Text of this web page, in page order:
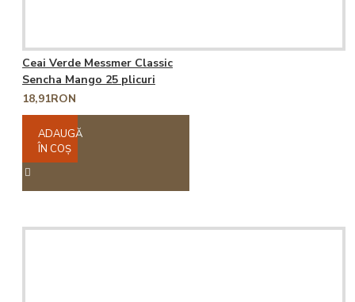
Ceai Verde Messmer Classic
Sencha Mango 25 plicuri
18,91RON
ADAUGĂ
ÎN COŞ